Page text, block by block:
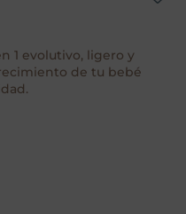
1 evolutivo, ligero y
de tu bebé